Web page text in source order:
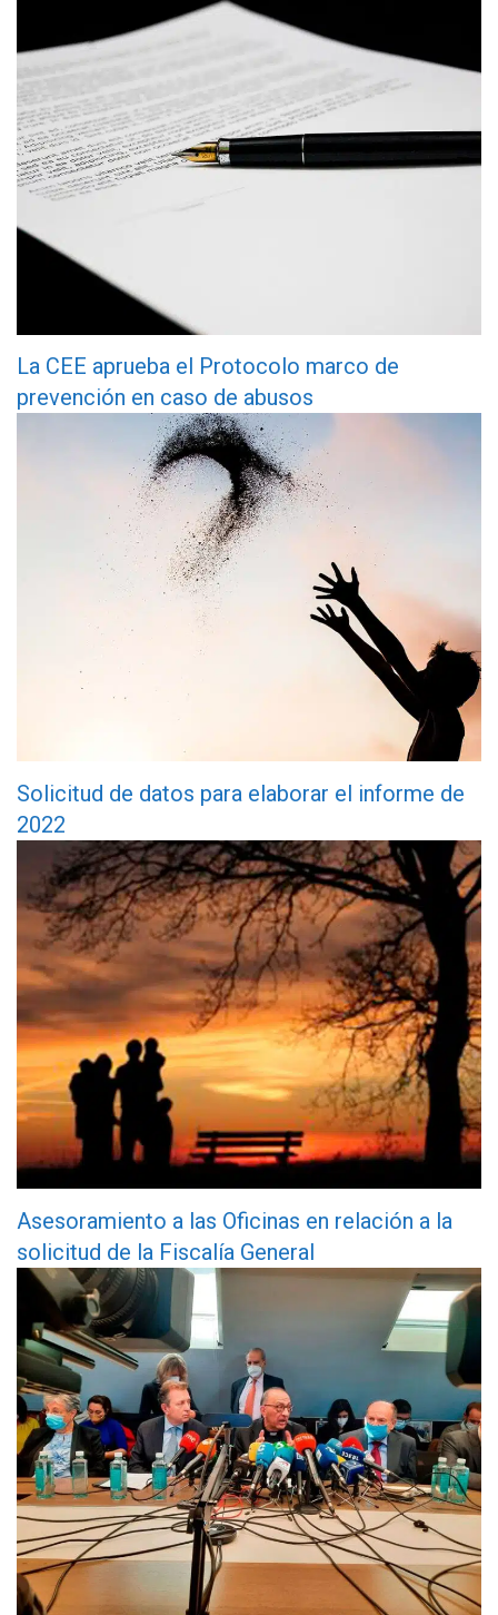
La CEE aprueba el Protocolo marco de
prevención en caso de abusos
Solicitud de datos para elaborar el informe de
2022
Asesoramiento a las Oficinas en relación a la
solicitud de la Fiscalía General